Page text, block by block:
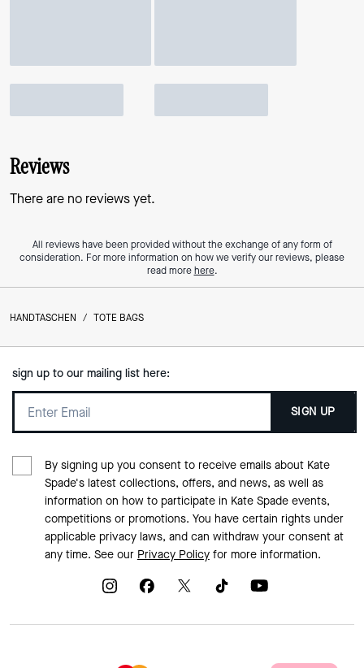
Reviews
There are no reviews yet.
All reviews have been provided without the exchange of any form of
consideration. For more information on how we verify our reviews, please
read morehere.
HANDTASCHEN / TOTE BAGS
sign up to our mailing list here:
SIGN UP
By signing up you consent to receive emails about Kate
Spade's latest collections, offers, and news, as well as
information on how to participate in Kate Spade events,
competitions or promotions. You have certain rights under
applicable privacy laws, and can withdraw your consent at
any time. See our Privacy Policyfor more information.